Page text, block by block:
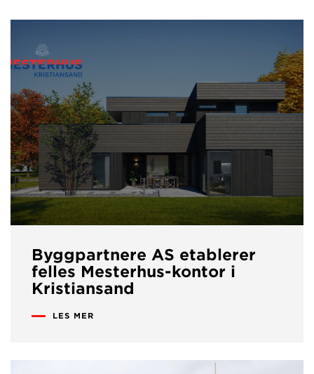
Byggpartnere AS etablerer
felles Mesterhus-kontor i
Kristiansand
LES MER